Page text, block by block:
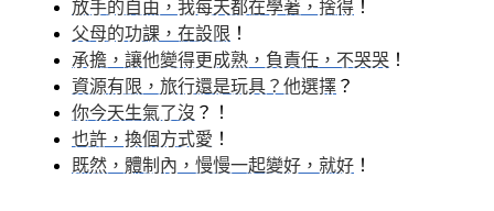
放手的自由，我每天都在學著，捨得 ！
父母的功課，在設限 ！
承擔，讓他變得更成熟，負責任，不哭哭 ！
資源有限，旅行還是玩具？他選擇 ？
你今天生氣了沒 ？！
也許，換個方式愛 ！
既然，體制內，慢慢一起變好，就好 ！